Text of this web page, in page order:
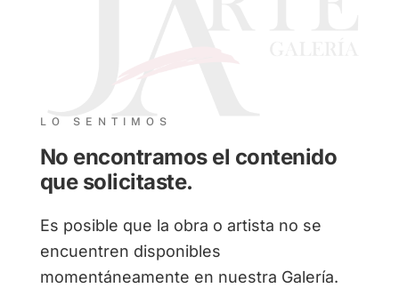
LO SENTIMOS
No encontramos el contenido
que solicitaste.
Es posible que la obra o artista no se
encuentren disponibles
momentáneamente en nuestra Galería.